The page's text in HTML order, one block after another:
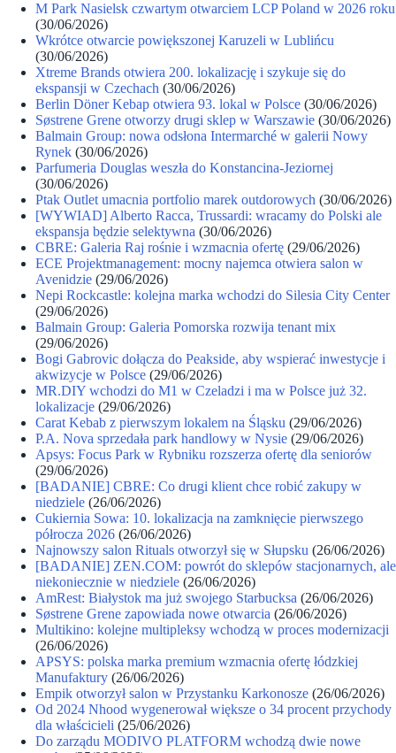
M Park Nasielsk czwartym otwarciem LCP Poland w 2026 roku
(30/06/2026)
Wkrótce otwarcie powiększonej Karuzeli w Lublińcu
(30/06/2026)
Xtreme Brands otwiera 200. lokalizację i szykuje się do
ekspansji w Czechach (30/06/2026)
Berlin Döner Kebap otwiera 93. lokal w Polsce (30/06/2026)
Søstrene Grene otworzy drugi sklep w Warszawie (30/06/2026)
Balmain Group: nowa odsłona Intermarché w galerii Nowy
Rynek (30/06/2026)
Parfumeria Douglas weszła do Konstancina-Jeziornej
(30/06/2026)
Ptak Outlet umacnia portfolio marek outdorowych (30/06/2026)
[WYWIAD] Alberto Racca, Trussardi: wracamy do Polski ale
ekspansja będzie selektywna (30/06/2026)
CBRE: Galeria Raj rośnie i wzmacnia ofertę (29/06/2026)
ECE Projektmanagement: mocny najemca otwiera salon w
Avenidzie (29/06/2026)
Nepi Rockcastle: kolejna marka wchodzi do Silesia City Center
(29/06/2026)
Balmain Group: Galeria Pomorska rozwija tenant mix
(29/06/2026)
Bogi Gabrovic dołącza do Peakside, aby wspierać inwestycje i
akwizycje w Polsce (29/06/2026)
MR.DIY wchodzi do M1 w Czeladzi i ma w Polsce już 32.
lokalizacje (29/06/2026)
Carat Kebab z pierwszym lokalem na Śląsku (29/06/2026)
P.A. Nova sprzedała park handlowy w Nysie (29/06/2026)
Apsys: Focus Park w Rybniku rozszerza ofertę dla seniorów
(29/06/2026)
[BADANIE] CBRE: Co drugi klient chce robić zakupy w
niedziele (26/06/2026)
Cukiernia Sowa: 10. lokalizacja na zamknięcie pierwszego
półrocza 2026 (26/06/2026)
Najnowszy salon Rituals otworzył się w Słupsku (26/06/2026)
[BADANIE] ZEN.COM: powrót do sklepów stacjonarnych, ale
niekoniecznie w niedziele (26/06/2026)
AmRest: Białystok ma już swojego Starbucksa (26/06/2026)
Søstrene Grene zapowiada nowe otwarcia (26/06/2026)
Multikino: kolejne multipleksy wchodzą w proces modernizacji
(26/06/2026)
APSYS: polska marka premium wzmacnia ofertę łódzkiej
Manufaktury (26/06/2026)
Empik otworzył salon w Przystanku Karkonosze (26/06/2026)
Od 2024 Nhood wygenerował większe o 34 procent przychody
dla właścicieli (25/06/2026)
Do zarządu MODIVO PLATFORM wchodzą dwie nowe